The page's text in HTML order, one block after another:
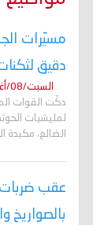
مسيّرات
دقيق
السبت/08/أغسطس/2026 - 11:09 م
دكّت القوات
لمليشيات
الضالع، مكبدة
عقب ضربات
بالصواريخ